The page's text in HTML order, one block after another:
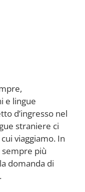
e lingue
d’ingresso nel
straniere ci
viaggiamo. In
sempre più
domanda di